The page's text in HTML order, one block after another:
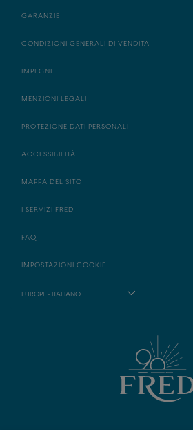
GARANZIE
CONDIZIONI GENERALI DI VENDITA
IMPEGNI
MENZIONI LEGALI
PROTEZIONE DATI PERSONALI
ACCESSIBILITÀ
MAPPA DEL SITO
I SERVIZI FRED
FAQ
IMPOSTAZIONI COOKIE
EUROPE - ITALIANO